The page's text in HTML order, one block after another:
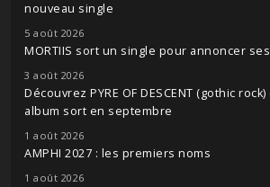
nouveau single
5 août 2026
MORTIIS sort un single pour annoncer
3 août 2026
Découvrez PYRE OF DESCENT (gothic
album sort en septembre
1 août 2026
AMPHI 2027 : les premiers noms
1 août 2026